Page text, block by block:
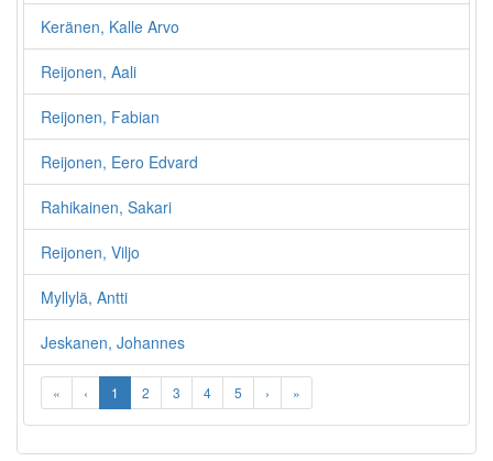
Keränen, Kalle Arvo
Reijonen, Aali
Reijonen, Fabian
Reijonen, Eero Edvard
Rahikainen, Sakari
Reijonen, Viljo
Myllylä, Antti
Jeskanen, Johannes
« ‹ 1 2 3 4 5 › »